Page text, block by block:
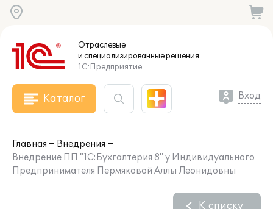
Отраслевые
и специализированныерешения
1С:Предприятие
Каталог Вход
Главная
Внедрения
Внедрение ПП "1С:Бухгалтерия 8" у Индивидуального
Предпринимателя Пермяковой Аллы Леонидовны
К списку